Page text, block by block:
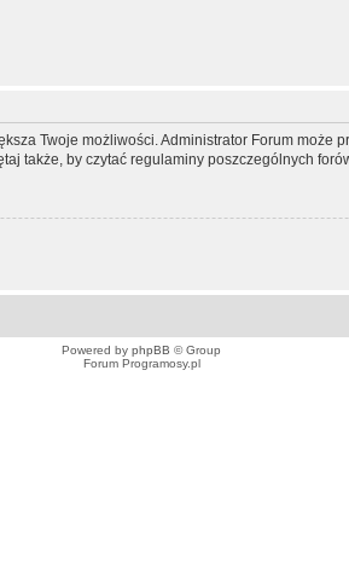
Twoje możliwości. Administrator Forum
także, by czytać regulaminy poszczególnych
Powered by phpBB © Group
Forum Programosy.pl